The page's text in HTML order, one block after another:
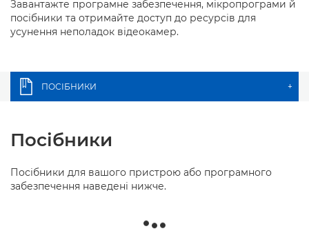
Завантажте програмне забезпечення, мікропрограми й
посібники та отримайте доступ до ресурсів для
усунення неполадок відеокамер.
ПОСІБНИКИ +
Посібники
Посібники для вашого пристрою або програмного
забезпечення наведені нижче.